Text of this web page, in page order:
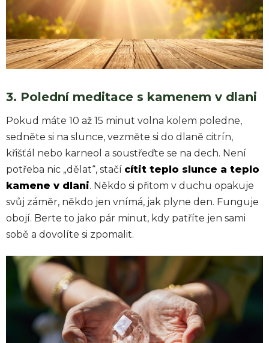
3. Polední meditace s kamenem v dlani
Pokud máte 10 až 15 minut volna kolem poledne,
sedněte si na slunce, vezměte si do dlaně citrín,
křišťál nebo karneol a soustřeďte se na dech. Není
potřeba nic „dělat“, stačí cítit teplo slunce a teplo
kamene v dlani. Někdo si přitom v duchu opakuje
svůj záměr, někdo jen vnímá, jak plyne den. Funguje
obojí. Berte to jako pár minut, kdy patříte jen sami
sobě a dovolíte si zpomalit.